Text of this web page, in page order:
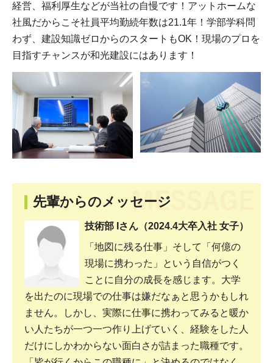
経営、福利厚生などが当社の自慢です！アットホームな
社風だからこそ社員平均勤続年数は21.1年！学部学科問
わず、建設知識ゼロからのスタートもOK！現場のプロを
目指すチャンスが和光建設にはあります！
先輩からのメッセージ
技術部 Iさん（2024.4大卒入社 女子）
「地図に残る仕事」そして「何億の
現場に携わった」という自信がつく
ことに自分の成長を感じます。大学
を出たのに現場での仕事は嫌だなぁと思うかもしれ
ません。しかし、実際に仕事に携わってみると暖か
い人たちが一つ一つ作り上げていく、経験をした人
だけにしかわからない面白さが詰まった職種です。